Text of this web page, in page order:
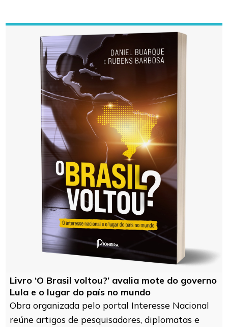
Livro ‘O Brasil voltou?’ avalia mote do governo
Lula e o lugar do país no mundo
Obra organizada pelo portal Interesse Nacional
reúne artigos de pesquisadores, diplomatas e